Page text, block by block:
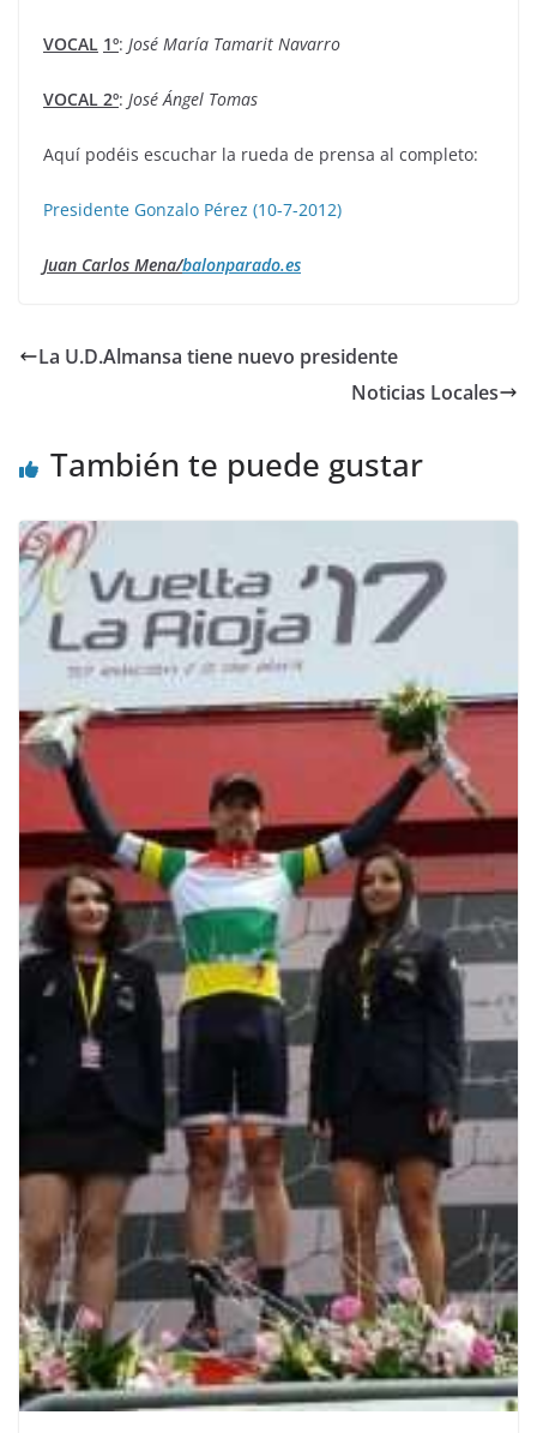
VOCAL 1º: José María Tamarit Navarro
VOCAL 2º: José Ángel Tomas
Aquí podéis escuchar la rueda de prensa al completo:
Presidente Gonzalo Pérez (10-7-2012)
Juan Carlos Mena/balonparado.es
La U.D.Almansa tiene nuevo presidente
Noticias Locales
También te puede gustar